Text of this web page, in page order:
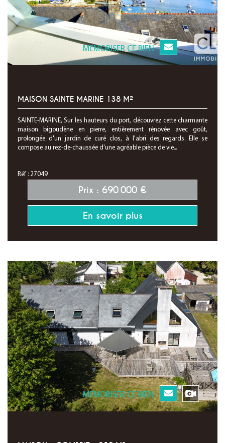
MEMORISER CE BIEN
MAISON SAINTE MARINE 138 M²
SAINTE-MARINE, Sur les hauteurs du port, découvrez cette charmante
maison bigoudène en pierre, entièrement rénovée avec goût,
prolongée d'un jardin de curé clos, à l'abri des regards. Elle se
compose au rez-de-chaussée d'une agréable pièce de vie...
Réf : 27049
Prix : 690 000 €
En savoir plus
MEMORISER CE BIEN